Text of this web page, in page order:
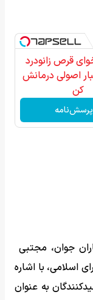
قرص زانودرد
اصولی درمانش
کن
جوان، مجتبی
با اشاره
به عنوان